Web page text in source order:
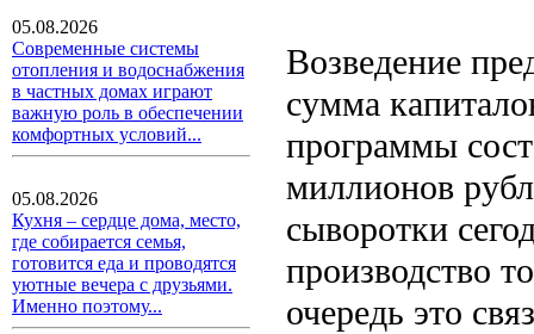
05.08.2026
Современные системы
отопления и водоснабжения
в частных домах играют
важную роль в обеспечении
комфортных условий...
05.08.2026
Кухня – сердце дома, место,
где собирается семья,
готовится еда и проводятся
уютные вечера с друзьями.
Именно поэтому...
Возведение
сумма
программы
миллионов
сыворотки
производство
очередь это